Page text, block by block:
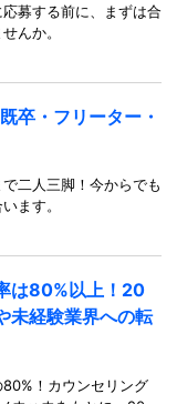
募する前に、まずは合
んか。
卒・フリーター・
二人三脚！今からでも
ます。
は80%以上！20
未経験業界への転
！カウンセリング